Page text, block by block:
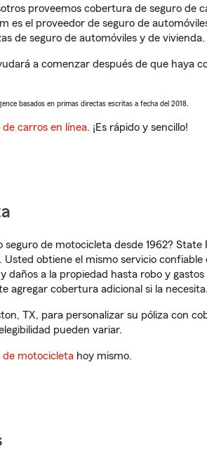
proveemos cobertura de seguro de
es el proveedor de seguro de
de seguro de automóviles y de vivienda.
a comenzar después de que haya
basados en primas directas escritas a fecha del 2018.
carros en línea. ¡Es rápido y sencillo!
seguro de motocicleta desde 1962?
obtiene el mismo servicio confiable
daños a la propiedad hasta robo y
agregar cobertura adicional si la necesita.
TX, para personalizar su póliza con
pueden variar.
de motocicleta hoy mismo.